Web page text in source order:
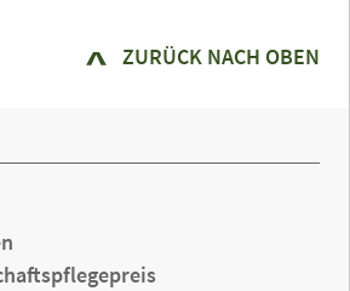
ZURÜCK NACH OBEN